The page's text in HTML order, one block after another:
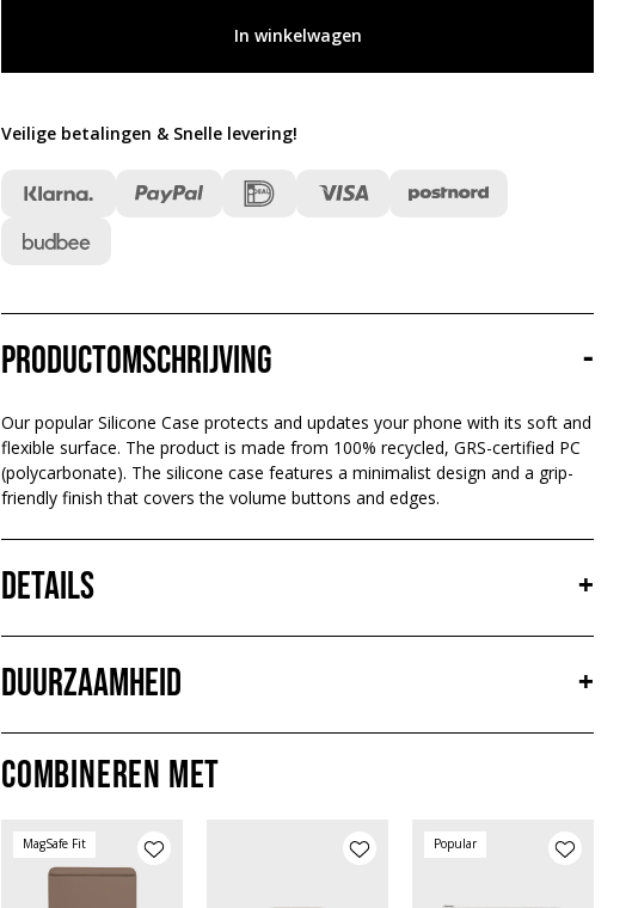
In winkelwagen
Veilige betalingen & Snelle levering!
Productomschrijving -
Our popular Silicone Case protects and updates your phone with its soft and
flexible surface. The product is made from 100% recycled, GRS-certified PC
(polycarbonate). The silicone case features a minimalist design and a grip-
friendly finish that covers the volume buttons and edges.
Details +
Duurzaamheid
+
Combineren met
MagSafe Fit Popular